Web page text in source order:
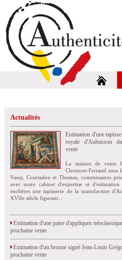
Actualités
Estimation d'une
royale d'Aubusson
vente
La maison de vente
Clermont-Ferrand sous
Vassy, Courtadon et Thomas, commissaires
avec notre cabinet d'expertise et
enchères une tapisserie de la manufacture
XVIIe siècle figurant...
Estimation d'une paire d'appliques
prochaine vente
Estimation d'un bronze signé Jean-Louis
prochaine vente